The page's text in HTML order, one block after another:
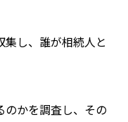
し、誰が相続人と
のかを調査し、その